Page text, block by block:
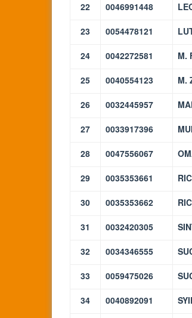
22 0046991448
23 0054478121
24 0042272581 M.
25 0040554123 M.
26 0032445957
27 0033917396
28 0047556067
29 0035353661
30 0035353662
31 0032420305
32 0034346555
33 0059475026
34 0040892091